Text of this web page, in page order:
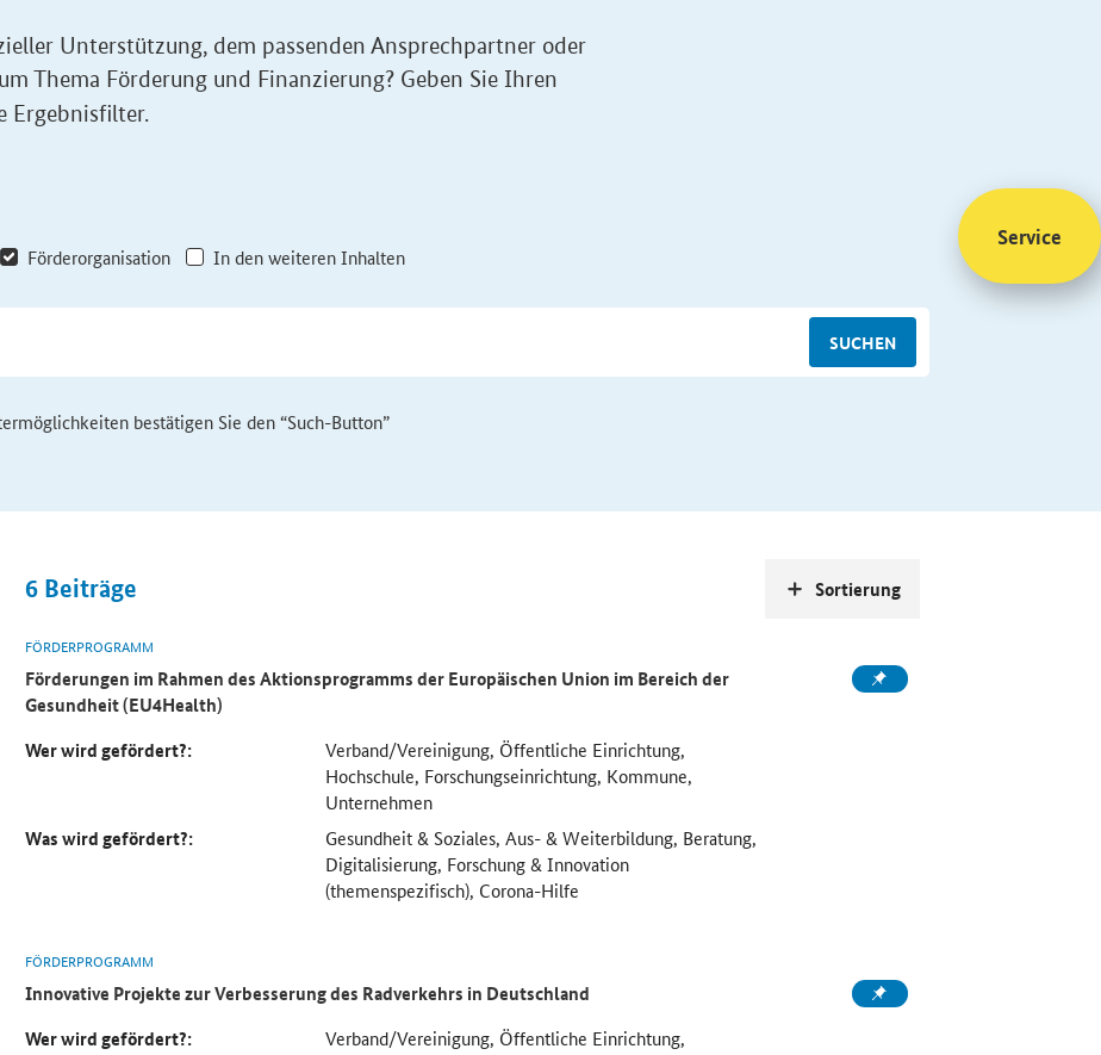
Unterstützung, dem passenden Ansprechpartner oder
Thema Förderung und Finanzierung? Geben Sie Ihren
Ergebnisfilter.
Förderorganisation In den weiteren Inhalten
SUCHEN
bestätigen Sie den “Such-Button”
6 Beiträge
FÖRDERPROGRAMM
Förderungen im Rahmen des Aktionsprogramms der Europäischen Union im Bereich der
Gesundheit (EU4Health)
Wer wird gefördert?:
Verband/Vereinigung, Öffentliche Einrichtung,
Hochschule, Forschungseinrichtung, Kommune,
Unternehmen
Was wird gefördert?:
Gesundheit & Soziales, Aus- & Weiterbildung, Beratung,
Digitalisierung, Forschung & Innovation
(themenspezifisch), Corona-Hilfe
FÖRDERPROGRAMM
Innovative Projekte zur Verbesserung des Radverkehrs in Deutschland
Wer wird gefördert?:
Verband/Vereinigung, Öffentliche Einrichtung,
Sortierung
Service